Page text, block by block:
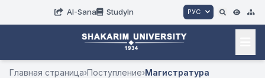
AI-Sana StudyIn РУС
Главная страница›Поступление›Магистратура